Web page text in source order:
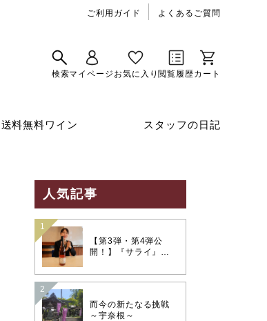
ご利用ガイド よくあるご質問
送料無料ワイン スタッフの日記
人気記事
【第3弾・第4弾公
開！】『サライ』連
のペアリング」夏の
味覚を彩る極上のマ
而今の新たなる挑戦
～宇奈根～